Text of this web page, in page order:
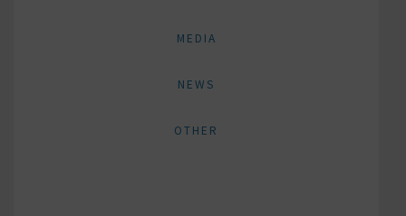
MEDIA
NEWS
OTHER